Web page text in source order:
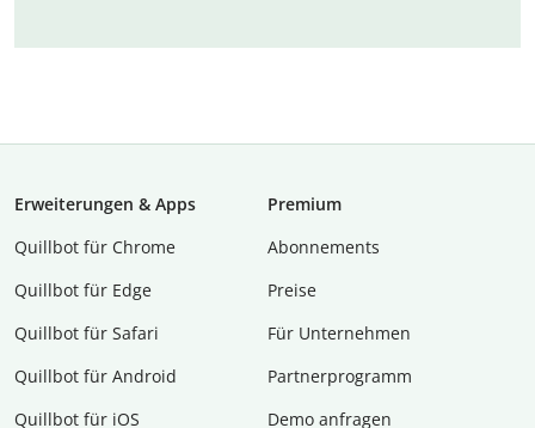
Erweiterungen & Apps
Quillbot für Chrome
Quillbot für Edge
Quillbot für Safari
Quillbot für Android
Quillbot für iOS
Premium
Abon­ne­ments
Preise
Für Unternehmen
Partnerprogramm
Demo anfragen